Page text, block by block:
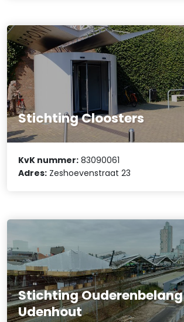
Stichting Cloosters
KvK nummer: 83090061
Adres: Zeshoevenstraat 23
Stichting Ouderenbelang
Udenhout